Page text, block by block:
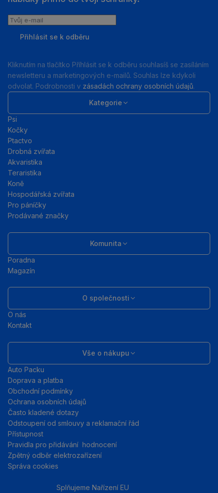
Tvůj
Přihlásit se k odběru
Kliknutím na tlačítko Příhlásit se k odběru souhlasíš se zasíláním
newsletteru a marketingových e-mailů. Souhlas lze kdykoli
odvolat. Podrobnosti v zásadách ochrany osobních údajů.
Kategorie
Psi
Kočky
Ptactvo
Drobná zvířata
Akvaristika
Teraristika
Koně
Hospodářská zvířata
Pro páníčky
Prodávané značky
Komunita
Poradna
Magazín
O společnosti
O nás
Kontakt
Vše o nákupu
Auto Packu
Doprava a platba
Obchodní podmínky
Ochrana osobních údajů
Často kladené dotazy
Odstoupení od smlouvy a reklamační řád
Přístupnost
Pravidla pro přidávání hodnocení
Zpětný odběr elektrozařízení
Správa cookies
Splňujeme Nařízení EU